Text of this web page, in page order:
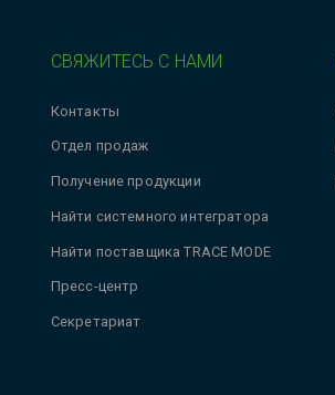
СВЯЖИТЕСЬ С НАМИ
Контакты
Отдел продаж
Получение продукции
Найти системного интегратора
Найти поставщика TRACE MODE
Пресс-центр
Секретариат